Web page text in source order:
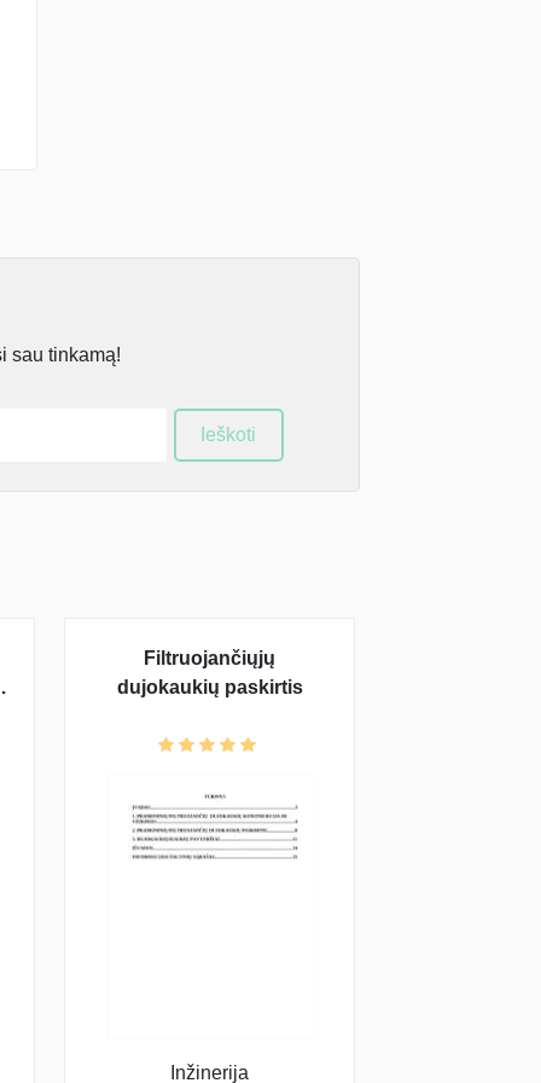
sau tinkamą!
Ieškoti
Filtruojančiųjų
dujokaukių paskirtis
Inžinerija